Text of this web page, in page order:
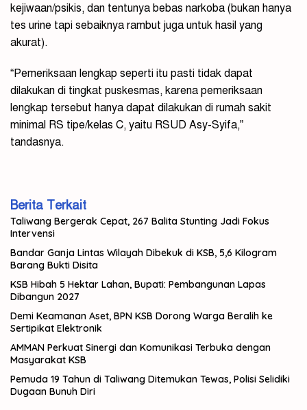
kejiwaan/psikis, dan tentunya bebas narkoba (bukan hanya
tes urine tapi sebaiknya rambut juga untuk hasil yang
akurat).
“Pemeriksaan lengkap seperti itu pasti tidak dapat
dilakukan di tingkat puskesmas, karena pemeriksaan
lengkap tersebut hanya dapat dilakukan di rumah sakit
minimal RS tipe/kelas C, yaitu RSUD Asy-Syifa,”
tandasnya.
Berita Terkait
Taliwang Bergerak Cepat, 267 Balita Stunting Jadi Fokus
Intervensi
Bandar Ganja Lintas Wilayah Dibekuk di KSB, 5,6 Kilogram
Barang Bukti Disita
KSB Hibah 5 Hektar Lahan, Bupati: Pembangunan Lapas
Dibangun 2027
Demi Keamanan Aset, BPN KSB Dorong Warga Beralih ke
Sertipikat Elektronik
AMMAN Perkuat Sinergi dan Komunikasi Terbuka dengan
Masyarakat KSB
Pemuda 19 Tahun di Taliwang Ditemukan Tewas, Polisi Selidiki
Dugaan Bunuh Diri